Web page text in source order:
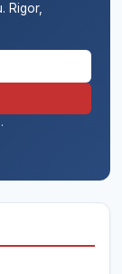
Rigor,
.